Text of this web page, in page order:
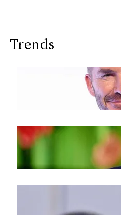
Trends